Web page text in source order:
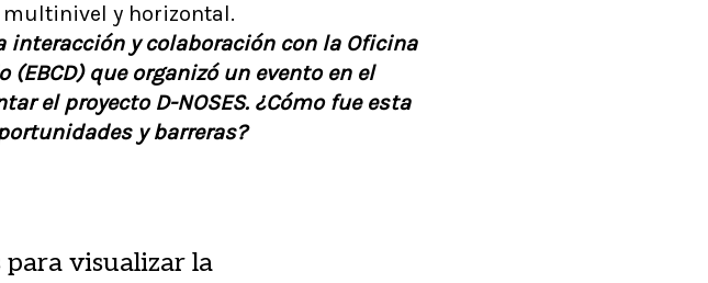
y horizontal.
y colaboración con la Oficina
(EBCD) que organizó un evento en el
el proyecto D-NOSES. ¿Cómo fue esta
y barreras?
para visualizar la